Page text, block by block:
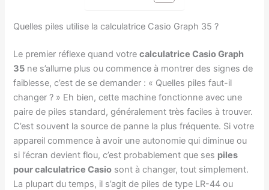
Quelles piles utilise la calculatrice Casio Graph 35 ?
Le premier réflexe quand votrecalculatrice Casio Graph
35 ne s’allume plus ou commence à montrer des signes de
faiblesse, c’est de se demander : « Quelles piles faut-il
changer ? » Eh bien, cette machine fonctionne avec une
paire de piles standard, généralement très faciles à trouver.
C’est souvent la source de panne la plus fréquente. Si votre
appareil commence à avoir une autonomie qui diminue ou
si l’écran devient flou, c’est probablement que ses piles
pour calculatrice Casio sont à changer, tout simplement.
La plupart du temps, il s’agit de piles de type LR-44 ou